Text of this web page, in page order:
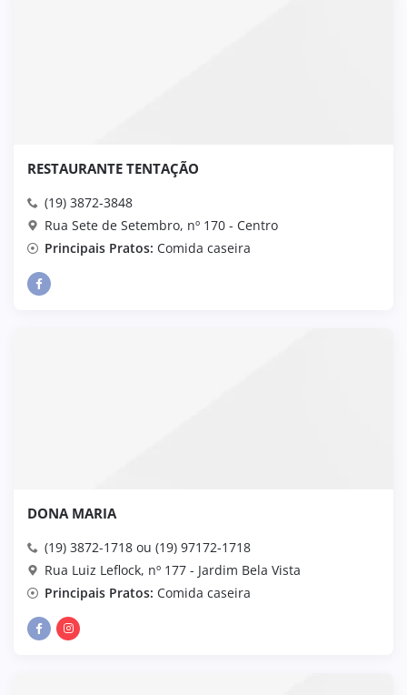
RESTAURANTE TENTAÇÃO
(19) 3872-3848
Rua Sete de Setembro, nº 170 - Centro
Principais Pratos: Comida caseira
DONA MARIA
(19) 3872-1718 ou (19) 97172-1718
Rua Luiz Leflock, nº 177 - Jardim Bela Vista
Principais Pratos: Comida caseira